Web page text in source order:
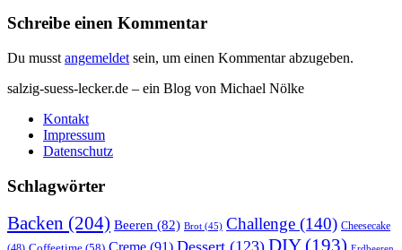
Schreibe einen Kommentar
Du musst angemeldet sein, um einen Kommentar abzugeben.
salzig-suess-lecker.de – ein Blog von Michael Nölke
Kontakt
Impressum
Datenschutz
Schlagwörter
Backen (204) Beeren (82) Brot (45) Challenge (140) Cheesecake